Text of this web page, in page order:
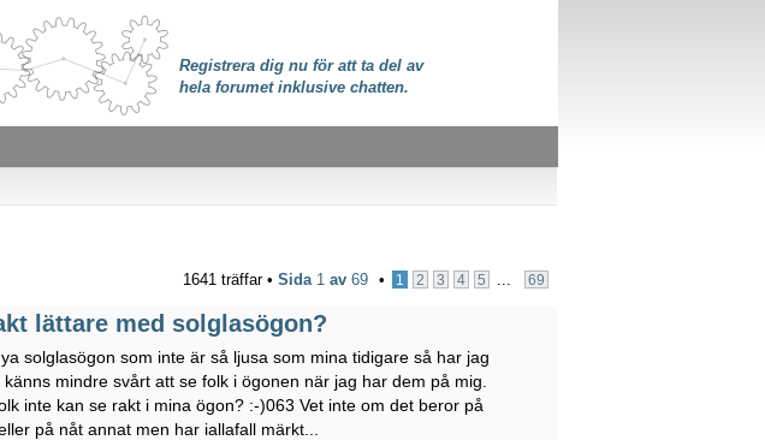
Registrera dig nu för att ta del av
hela forumet inklusive chatten.
1641 träffar • Sida 1 av 69 • 1 2 3 4 5 ... 69
lättare med solglasögon?
solglasögon som inte är så ljusa som mina tidigare så har jag
mindre svårt att se folk i ögonen när jag har dem på mig.
inte kan se rakt i mina ögon? :-)063 Vet inte om det beror på
på nåt annat men har iallafall märkt...